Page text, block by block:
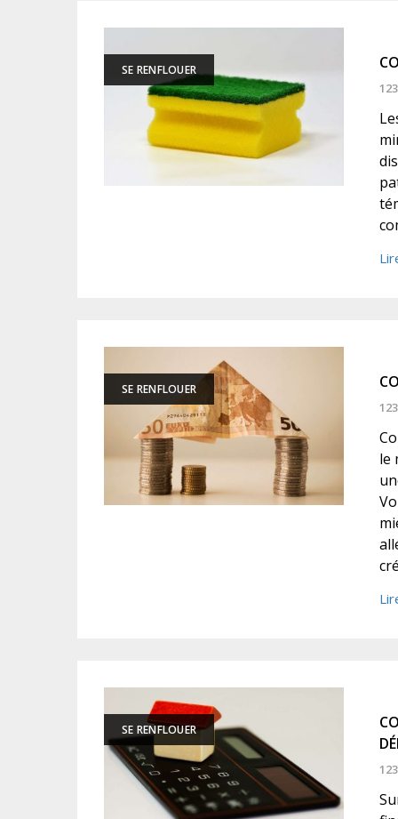
SE RENFLOUER
SE RENFLOUER
le
SE RENFLOUER